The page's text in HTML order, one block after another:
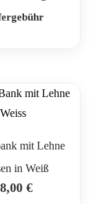
mit Lehne
in Weiß
€